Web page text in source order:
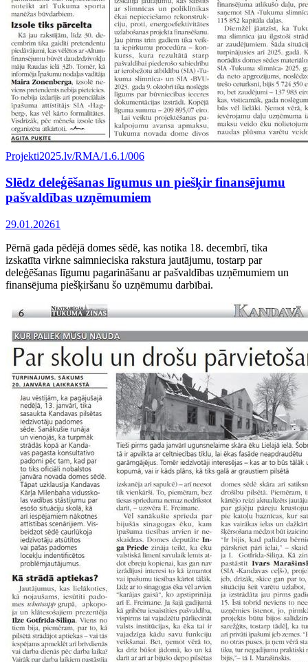
Projekti2025.lv/RMA/1.6.1/006
Slēdz deleģēšanas līgumus un piešķir finansējumu
pašvaldības uzņēmumiem
29.01.20261
Pērnā gada pēdējā domes sēdē, kas notika 18. decembrī, tika
izskatīta virkne saimnieciska rakstura jautājumu, tostarp par
deleģēšanas līgumu pagarināšanu ar pašvaldības uzņēmumiem un
finansējuma piešķiršanu šo uzņēmumu darbībai.